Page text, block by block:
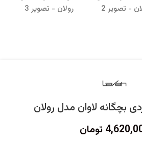
بچگانه لاوان مدل رولان
تومان